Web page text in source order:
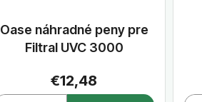
Oase náhradné peny pre
Filtral UVC 3000
€12,48